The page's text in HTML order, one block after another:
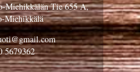
Miehikkälän Tie 655 A,
Miehikkälä
5679362